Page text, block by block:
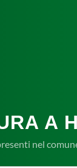
A
nel